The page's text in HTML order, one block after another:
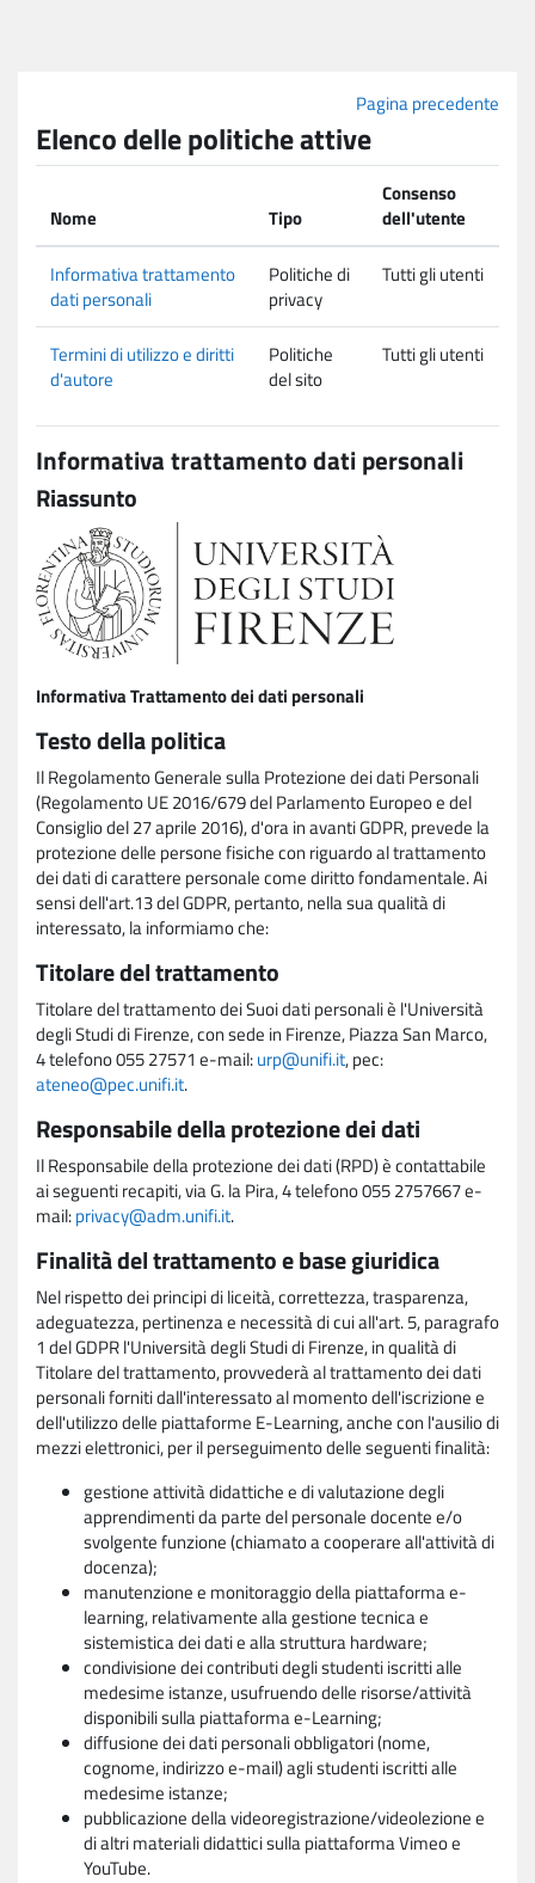
Pagina precedente
Elenco delle politiche attive
Nome Tipo
Consenso
dell'utente
Informativa trattamento
dati personali
Politiche di
privacy
Tutti gli utenti
Termini di utilizzo e diritti
d'autore
Politiche
del sito
Tutti gli utenti
Informativa trattamento dati personali
Riassunto
Informativa Trattamento dei dati personali
Testo della politica
Il Regolamento Generale sulla Protezione dei dati Personali
(Regolamento UE 2016/679 del Parlamento Europeo e del
Consiglio del 27 aprile 2016), d'ora in avanti GDPR, prevede la
protezione delle persone fisiche con riguardo al trattamento
dei dati di carattere personale come diritto fondamentale. Ai
sensi dell'art.13 del GDPR, pertanto, nella sua qualità di
interessato, la informiamo che:
Titolare del trattamento
Titolare del trattamento dei Suoi dati personali è l'Università
degli Studi di Firenze, con sede in Firenze, Piazza San Marco,
4 telefono 055 27571 e-mail:urp@unifi.it, pec:
ateneo@pec.unifi.it.
Responsabile della protezione dei dati
Il Responsabile della protezione dei dati (RPD) è contattabile
ai seguenti recapiti, via G. la Pira, 4 telefono 055 2757667 e-
mail:privacy@adm.unifi.it.
Finalità del trattamento e base giuridica
Nel rispetto dei principi di liceità, correttezza, trasparenza,
adeguatezza, pertinenza e necessità di cui all'art. 5, paragrafo
1 del GDPR l'Università degli Studi di Firenze, in qualità di
Titolare del trattamento, provvederà al trattamento dei dati
personali forniti dall'interessato al momento dell'iscrizione e
dell'utilizzo delle piattaforme E-Learning, anche con l'ausilio di
mezzi elettronici, per il perseguimento delle seguenti finalità:
gestione attività didattiche e di valutazione degli
apprendimenti da parte del personale docente e/o
svolgente funzione (chiamato a cooperare all'attività di
docenza);
manutenzione e monitoraggio della piattaforma e-
learning, relativamente alla gestione tecnica e
sistemistica dei dati e alla struttura hardware;
condivisione dei contributi degli studenti iscritti alle
medesime istanze, usufruendo delle risorse/attività
disponibili sulla piattaforma e-Learning;
diffusione dei dati personali obbligatori (nome,
cognome, indirizzo e-mail) agli studenti iscritti alle
medesime istanze;
pubblicazione della videoregistrazione/videolezione e
di altri materiali didattici sulla piattaforma Vimeo e
YouTube.